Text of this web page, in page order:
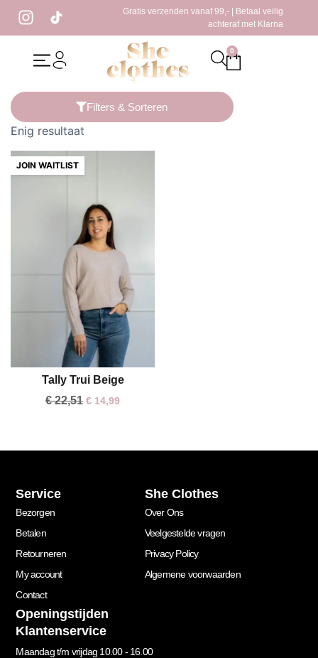
Gratis verzenden vanaf 99,- | Betaal veilig
achteraf met Klarna
0
/ Producten getagged “trui beige”
Filters & Sorteren
Enig resultaat
Tally Trui Beige
€22,51 € 14,99
Service
Bezorgen
Betalen
Retourneren
My account
Contact
She Clothes
Over Ons
Veelgestelde vragen
Privacy Policy
Algemene voorwaarden
Openingstijden
Klantenservice
Maandag t/m vrijdag 10.00 - 16.00